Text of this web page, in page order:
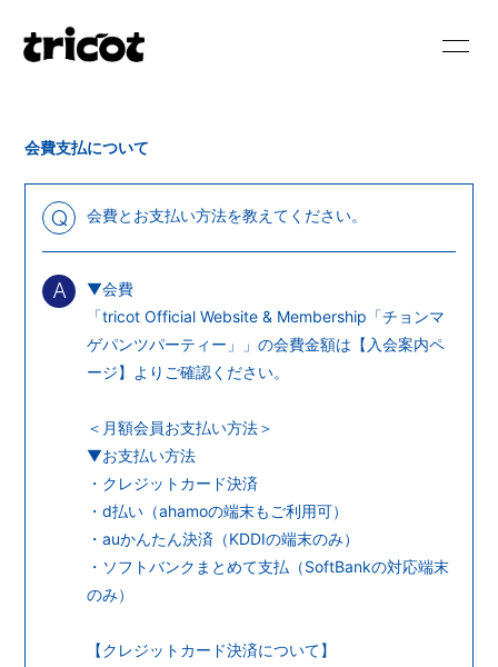
SCHEDULE
DISCOGRAPHY VIDEO
PHOTO RADIO
会員登録 ログイン
会費支払について
Q 会費とお支払い方法を教えてください。
A
▼会費
「tricot Official Website & Membership「チョンマ
ゲパンツパーティー」」の会費金額は【 入会案内ペ
ージ】よりご確認ください。
＜月額会員お支払い方法＞
▼お支払い方法
・クレジットカード決済
・d払い（ahamoの端末もご利用可）
・auかんたん決済（KDDIの端末のみ）
・ソフトバンクまとめて支払（SoftBankの対応端末
のみ）
【クレジットカード決済について】